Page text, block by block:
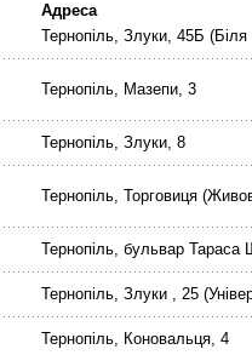
Адреса
Тернопіль, Злуки, 45Б
Тернопіль, Мазепи, 3
Тернопіль, Злуки, 8
Тернопіль, Торговиця
Тернопіль, бульвар Тараса
Тернопіль, Злуки , 25
Тернопіль, Коновальця, 4